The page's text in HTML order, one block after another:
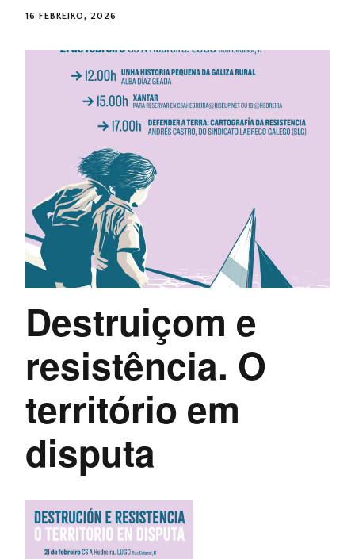
16 FEBREIRO, 2026
Destruiçom e
resistência. O
território em
disputa